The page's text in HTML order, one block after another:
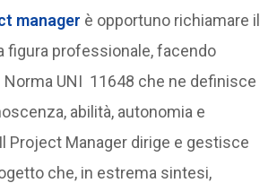
manager è opportuno richiamare il
figura professionale, facendo
UNI 11648 che ne definisce
abilità, autonomia e
Project Manager dirige e gestisce
che, in estrema sintesi,